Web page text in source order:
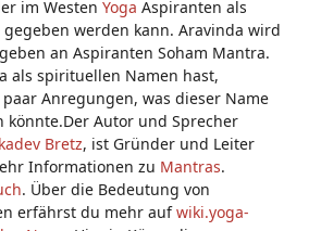
im Westen Yoga Aspiranten als
werden kann. Aravinda wird
an Aspiranten Soham Mantra.
als spirituellen Namen hast,
Anregungen, was dieser Name
Autor und Sprecher
Bretz, ist Gründer und Leiter
Informationen zu Mantras.
. Über die Bedeutung von
erfährst du mehr aufwiki.yoga-